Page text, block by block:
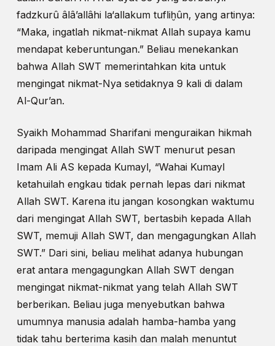
fadzkurû âlâ’allâhi la‘allakum tufliḫûn, yang artinya:
“Maka, ingatlah nikmat-nikmat Allah supaya kamu
mendapat keberuntungan.” Beliau menekankan
bahwa Allah SWT memerintahkan kita untuk
mengingat nikmat-Nya setidaknya 9 kali di dalam
Al-Qur’an.
Syaikh Mohammad Sharifani menguraikan hikmah
daripada mengingat Allah SWT menurut pesan
Imam Ali AS kepada Kumayl, “Wahai Kumayl
ketahuilah engkau tidak pernah lepas dari nikmat
Allah SWT. Karena itu jangan kosongkan waktumu
dari mengingat Allah SWT, bertasbih kepada Allah
SWT, memuji Allah SWT, dan mengagungkan Allah
SWT.” Dari sini, beliau melihat adanya hubungan
erat antara mengagungkan Allah SWT dengan
mengingat nikmat-nikmat yang telah Allah SWT
berberikan. Beliau juga menyebutkan bahwa
umumnya manusia adalah hamba-hamba yang
tidak tahu berterima kasih dan malah menuntut